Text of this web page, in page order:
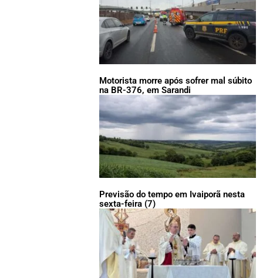
Motorista morre após sofrer mal súbito
na BR-376, em Sarandi
Previsão do tempo em Ivaiporã nesta
sexta-feira (7)